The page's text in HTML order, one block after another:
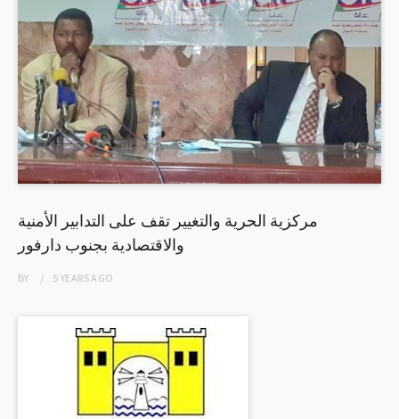
مركزية الحرية والتغيير تقف على التدابير الأمنية
والاقتصادية بجنوب دارفور
BY 5 YEARSAGO